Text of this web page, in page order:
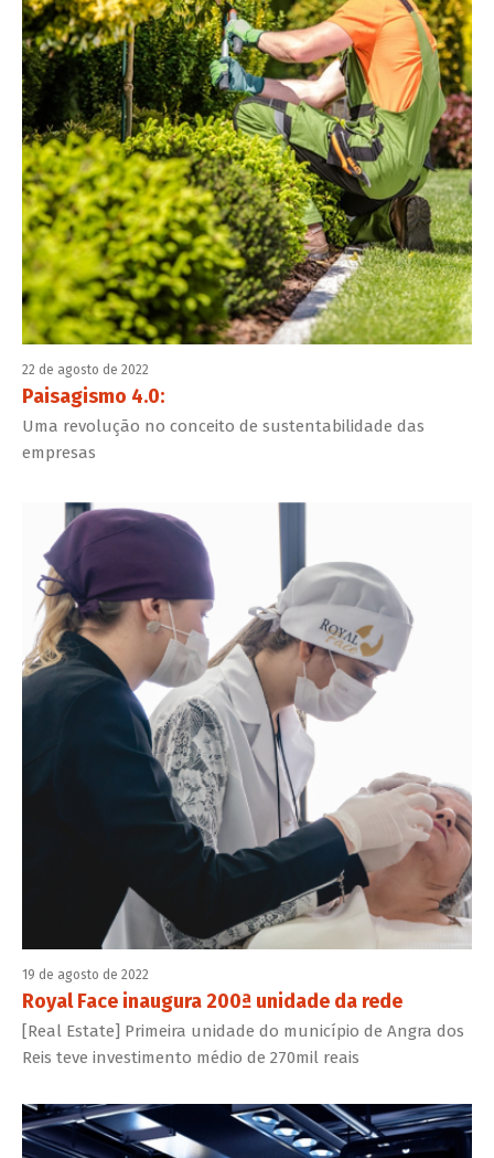
22 de agosto de 2022
Paisagismo 4.0:
Uma revolução no conceito de sustentabilidade das
empresas
19 de agosto de 2022
Royal Face inaugura 200ª unidade da rede
[Real Estate] Primeira unidade do município de Angra dos
Reis teve investimento médio de 270mil reais